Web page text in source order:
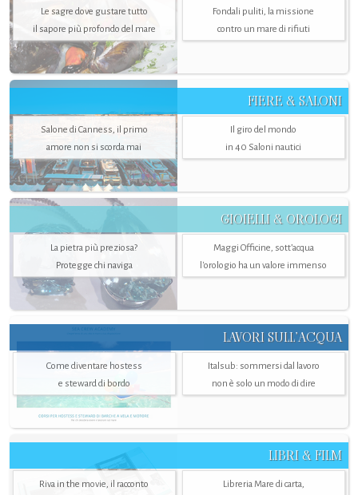
Le sagre dove gustare tutto
il sapore più profondo del mare
Fondali puliti, la missione
contro un mare di rifiuti
FIERE & SALONI
Salone di Canness, il primo
amore non si scorda mai
Il giro del mondo
in 40 Saloni nautici
GIOIELLI & OROLOGI
La pietra più preziosa?
Protegge chi naviga
Maggi Officine, sott’acqua
l'orologio ha un valore immenso
LAVORI SULL’ACQUA
Come diventare hostess
e steward di bordo
Italsub: sommersi dal lavoro
non è solo un modo di dire
LIBRI & FILM
Riva in the movie, il racconto
Libreria Mare di carta,